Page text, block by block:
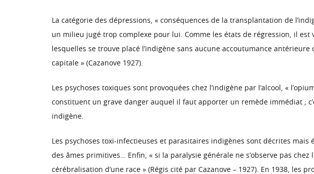
La catégorie des dépressions, « conséquences de la transplantation de
un milieu jugé trop complexe pour lui. Comme les états de régression, il
lesquelles se trouve placé l’indigène sans aucune accoutumance
capitale » (Cazanove 1927).
Les psychoses toxiques sont provoquées chez l’indigène par l’alcool, «
constituent un grave danger auquel il faut apporter un remède immédiat ;
indigène.
Les psychoses toxi-infectieuses et parasitaires indigènes sont décrites
des âmes primitives… Enfin, « si la paralysie générale ne s’observe pas
cérébralisation d’une race » (Régis cité par Cazanove – 1927). En 1938, les